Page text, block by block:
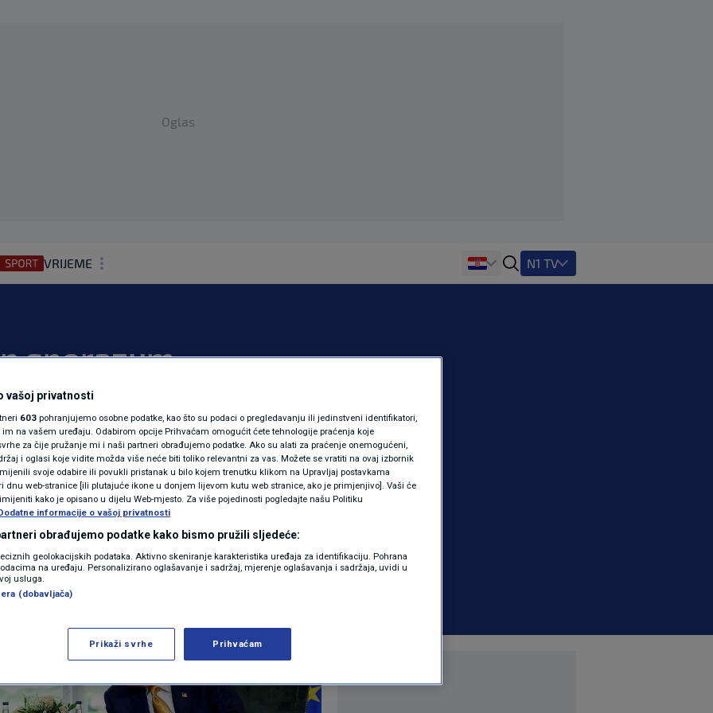
Oglas
VRIJEME
MAGAZIN
KOLUMNE
N1(DIS)INFO
KLIMATSKE PROMJENE
FOTO
VIDEO
N1 TV
sporazum
SAD-a! Procurili
SVIJET | 1 komentara
Više
vašoj privatnosti
603 pohranjujemo osobne podatke, kao što su podaci o pregledavanju ili jedinstveni identifikatori,
na vašem uređaju. Odabirom opcije Prihvaćam omogućit ćete tehnologije praćenja koje
za čije pružanje mi i naši partneri obrađujemo podatke. Ako su alati za praćenje onemogućeni,
i oglasi koje vidite možda više neće biti toliko relevantni za vas. Možete se vratiti na ovaj izbornik
svoje odabire ili povukli pristanak u bilo kojem trenutku klikom na Upravljaj postavkama
dnu web-stranice [ili plutajuće ikone u donjem lijevom kutu web stranice, ako je primjenjivo]. Vaši će
kako je opisano u dijelu Web-mjesto. Za više pojedinosti pogledajte našu Politiku
informacije o vašoj privatnosti
obrađujemo podatke kako bismo pružili sljedeće:
geolokacijskih podataka. Aktivno skeniranje karakteristika uređaja za identifikaciju. Pohrana
na uređaju. Personalizirano oglašavanje i sadržaj, mjerenje oglašavanja i sadržaja, uvidi u
usluga.
(dobavljača)
Prikaži svrhe Prihvaćam